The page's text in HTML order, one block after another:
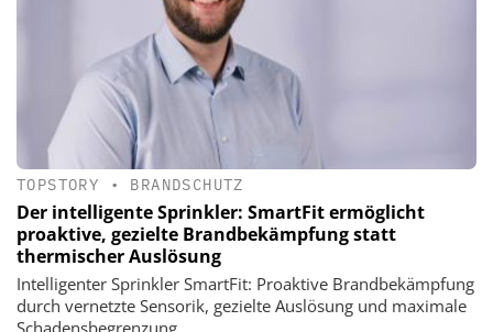
TOPSTORY • BRANDSCHUTZ
Der intelligente Sprinkler: SmartFit ermöglicht
proaktive, gezielte Brandbekämpfung statt
thermischer Auslösung
Intelligenter Sprinkler SmartFit: Proaktive Brandbekämpfung
durch vernetzte Sensorik, gezielte Auslösung und maximale
Schadensbegrenzung